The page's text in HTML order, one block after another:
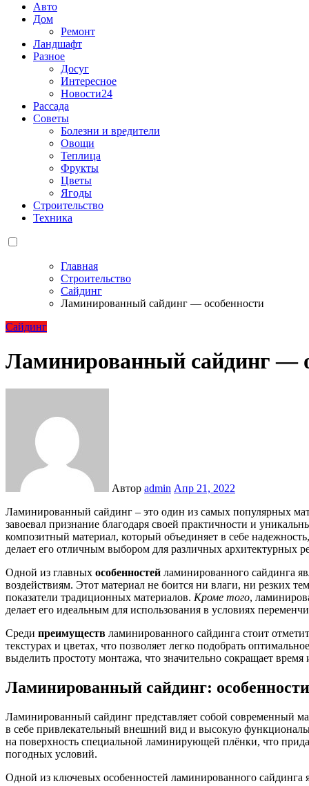
Авто
Дом
Ремонт
Ландшафт
Разное
Досуг
Интересное
Новости24
Рассада
Советы
Болезни и вредители
Овощи
Теплица
Фрукты
Цветы
Ягоды
Строительство
Техника
Главная
Строительство
Сайдинг
Ламинированный сайдинг — особенности
Сайдинг
Ламинированный сайдинг —
Автор admin Апр 21, 2022
Ламинированный сайдинг – это один из самых популярных материалов для облицовки фасадов зданий, который
завоевал признание благодаря своей практичности и
композитный материал, который объединяет в себе
делает его отличным выбором для различных архитектурных
Одной из главных особенностей ламинированного сайдинга
воздействиям. Этот материал не боится ни влаги, ни резких
показатели традиционных материалов. Кроме того,
делает его идеальным для использования в условиях
Среди преимуществ ламинированного сайдинга стоит
текстурах и цветах, что позволяет легко подобрать
выделить простоту монтажа, что значительно сокращает время
Ламинированный сайдинг:
Ламинированный сайдинг представляет собой современный
в себе привлекательный внешний вид и высокую
на поверхность специальной ламинирующей плёнки, что
погодных условий.
Одной из ключевых особенностей ламинированного сайдинга